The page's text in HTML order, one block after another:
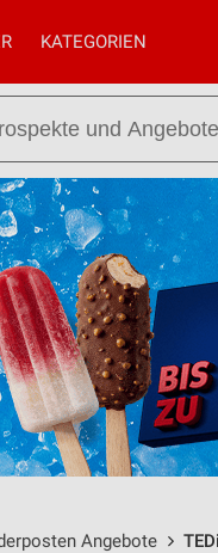
KATEGORIEN
Angebote